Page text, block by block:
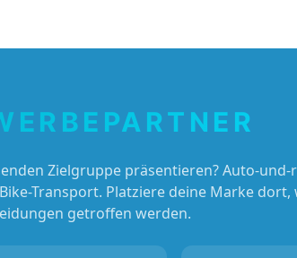
Zielgruppe präsentieren? Auto-und-
Transport. Platziere deine Marke dort,
getroffen werden.